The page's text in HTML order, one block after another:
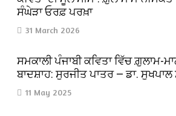
ਸੰਘੇੜਾ ਓਰਫ਼ ਪਰਖ਼ਾ
31 March 2026
ਸਮਕਾਲੀ ਪੰਜਾਬੀ ਕਵਿਤਾ ਵਿੱਚ ਗ਼ੁਲਾਮ-
ਬਾਦਸ਼ਾਹ: ਸੁਰਜੀਤ ਪਾਤਰ — ਡਾ.
11 May 2025